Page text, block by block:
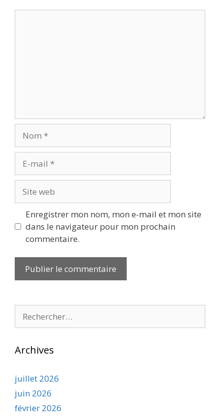
mail
web
Enregistrer mon nom, mon e-mail et mon site
dans le navigateur pour mon prochain
commentaire.
Archives
juillet 2026
juin 2026
février 2026